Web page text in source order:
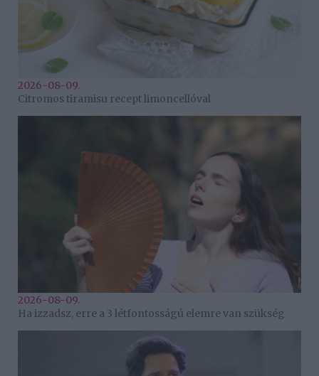
2026-08-09.
Citromos tiramisu recept limoncellóval
2026-08-09.
Ha izzadsz, erre a 3 létfontosságú elemre van szükség